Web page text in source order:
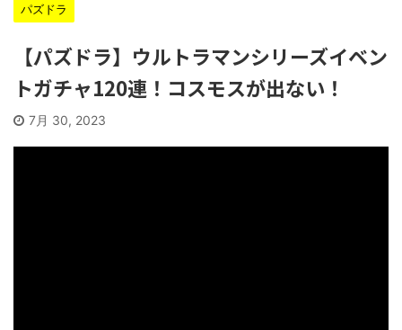
パズドラ
【パズドラ】ウルトラマンシリーズイベン
トガチャ120連！コスモスが出ない！
7月 30, 2023